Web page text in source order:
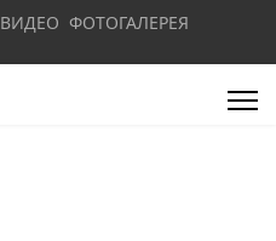
ВИДЕО ФОТОГАЛЕРЕЯ